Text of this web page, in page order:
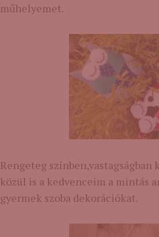
műhelyemet.
Rengeteg színben,vastagságban
közül is a kedvenceim a mintás
gyermek szoba dekorációkat.